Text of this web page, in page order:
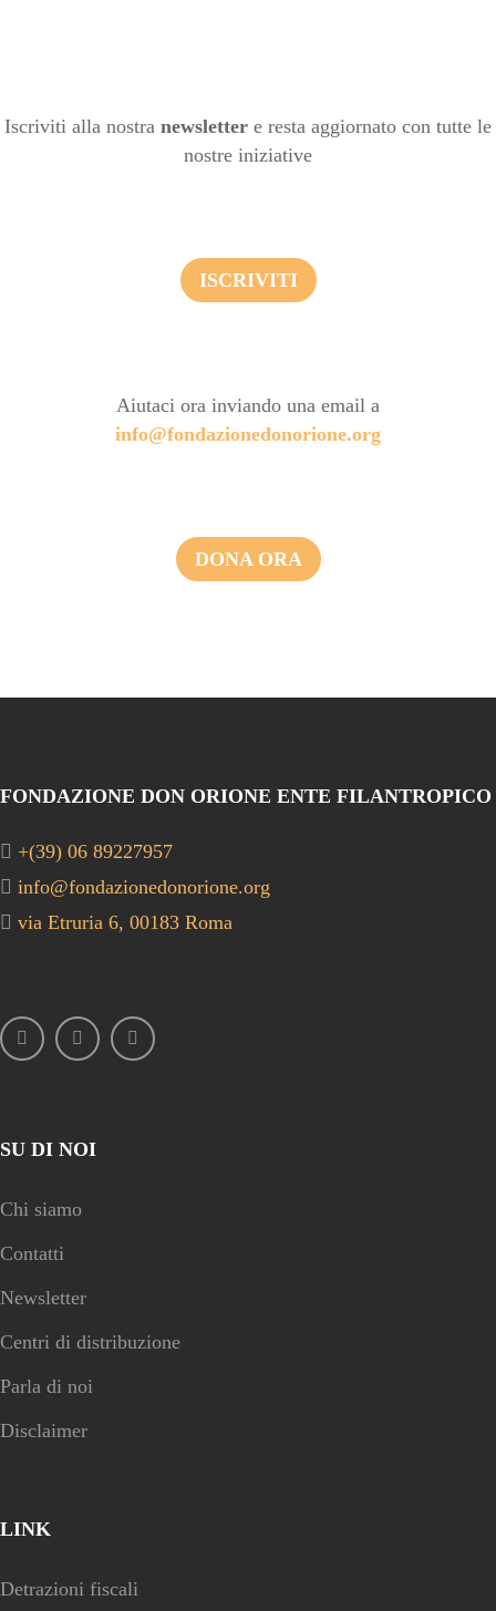
Iscriviti alla nostra newsletter e resta aggiornato con tutte le
nostre iniziative
ISCRIVITI
Aiutaci ora inviando una email a
info@fondazionedonorione.org
DONA ORA
FONDAZIONE DON ORIONE ENTE FILANTROPICO
+(39) 06 89227957
info@fondazionedonorione.org
via Etruria 6, 00183 Roma
SU DI NOI
Chi siamo
Contatti
Newsletter
Centri di distribuzione
Parla di noi
Disclaimer
LINK
Detrazioni fiscali